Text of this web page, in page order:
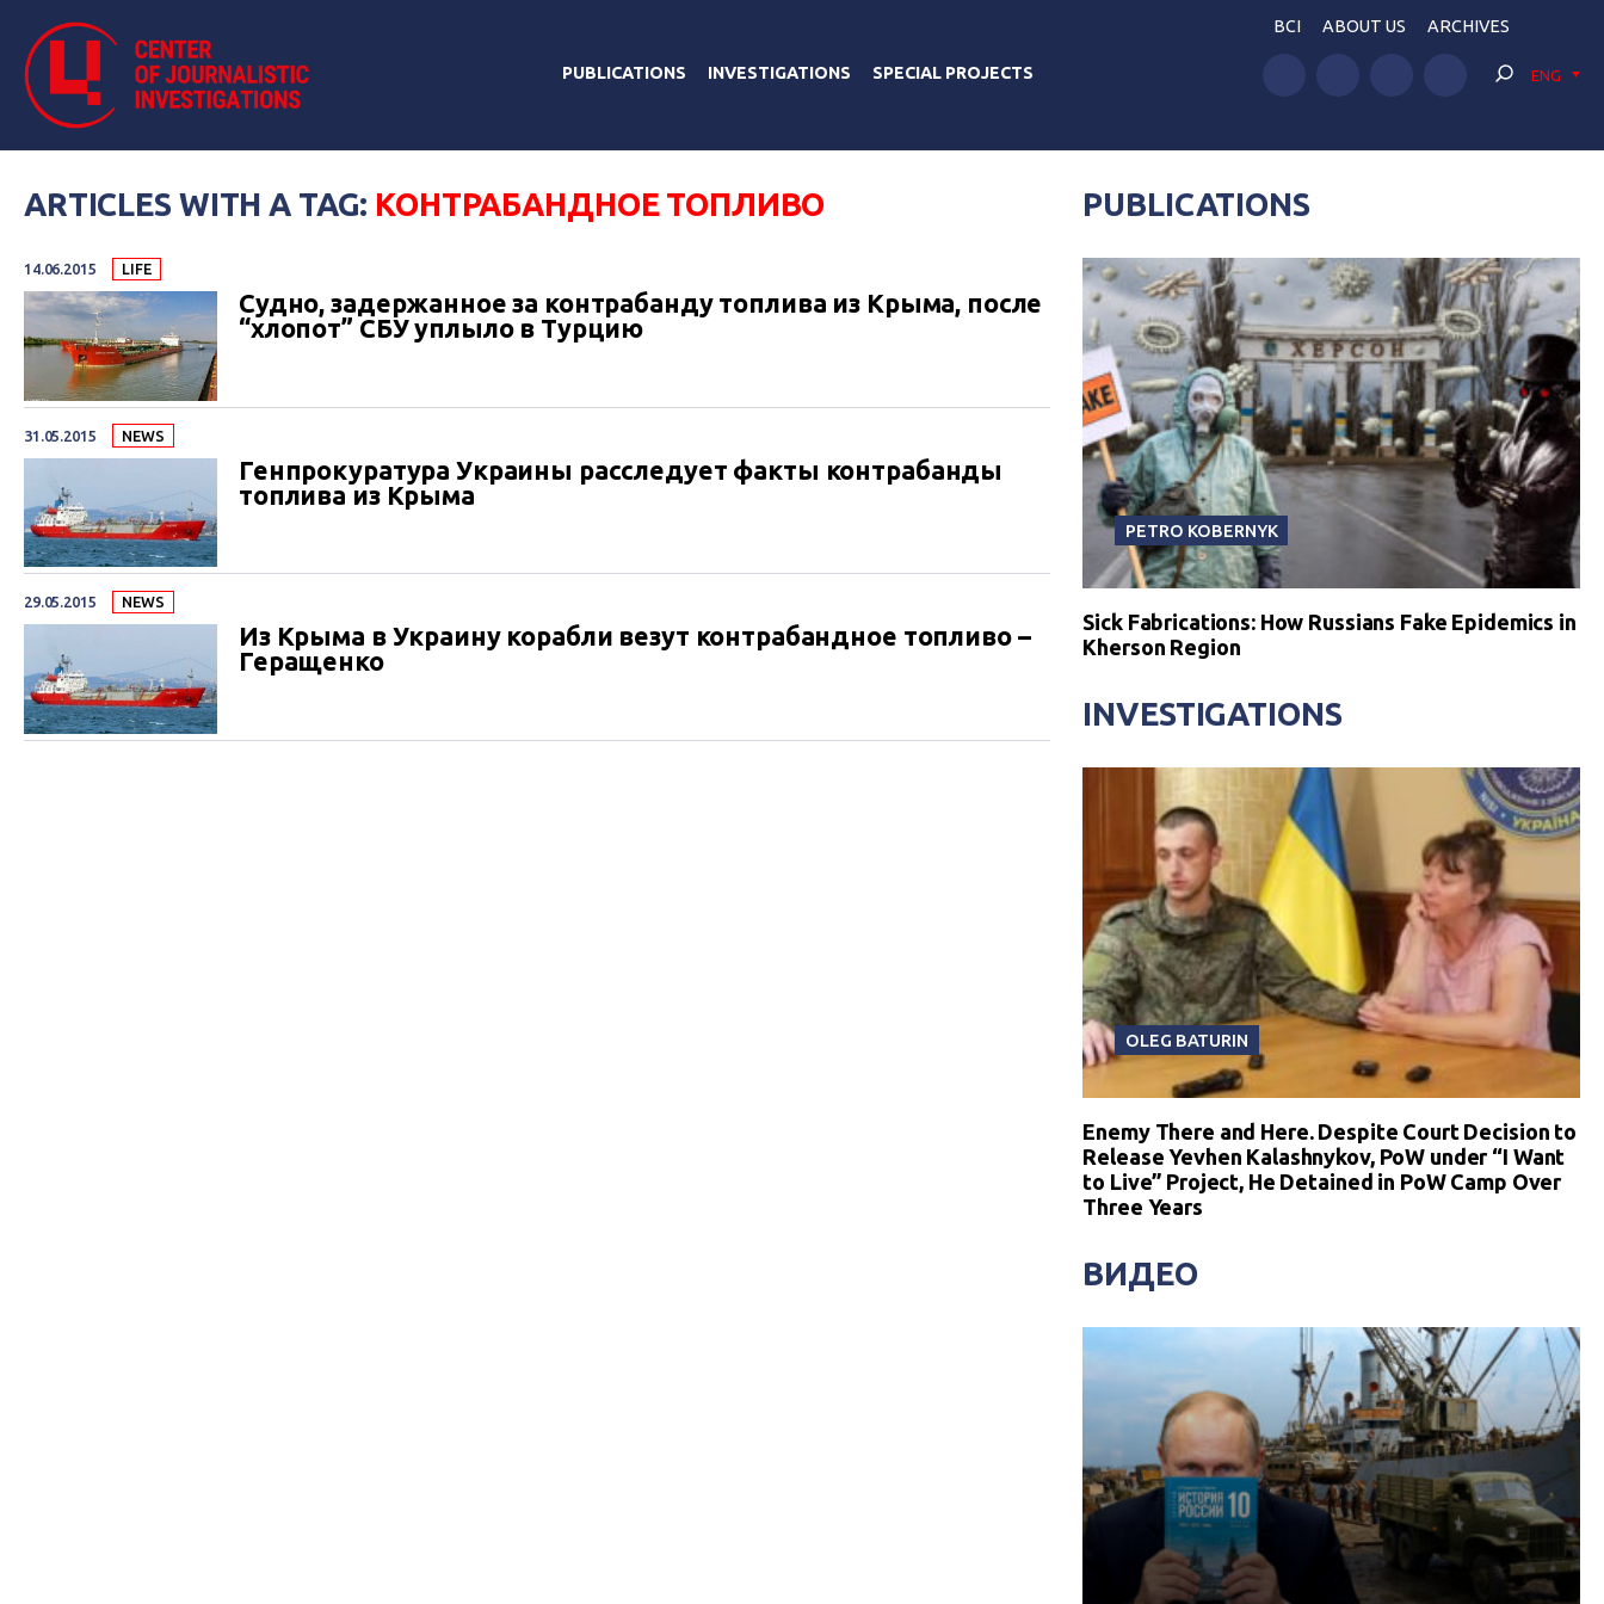
PUBLICATIONS INVESTIGATIONS SPECIAL PROJECTS
BCI ABOUT US ARCHIVES
ENG
ARTICLES WITH A TAG: КОНТРАБАНДНОЕ ТОПЛИВО
14.06.2015 LIFE
Судно, задержанное за контрабанду топлива из Крыма, после
“хлопот” СБУ уплыло в Турцию
31.05.2015 NEWS
Генпрокуратура Украины расследует факты контрабанды
топлива из Крыма
29.05.2015 NEWS
Из Крыма в Украину корабли везут контрабандное топливо –
Геращенко
PUBLICATIONS
PETRO KOBERNYK
Sick Fabrications: How Russians Fake Epidemics in
Kherson Region
INVESTIGATIONS
OLEG BATURIN
Enemy There and Here. Despite Court Decision to
Release Yevhen Kalashnykov, PoW under “I Want
to Live” Project, He Detained in PoW Camp Over
Three Years
ВИДЕО